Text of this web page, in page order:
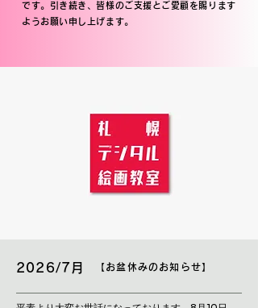
です。引き続き、皆様のご支援とご愛顧を賜ります
ようお願い申し上げます。
2026/7月 【お盆休みのお知らせ】